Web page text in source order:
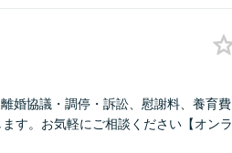
婚協議・調停・訴訟、慰謝料、養育費
す。お気軽にご相談ください【オンラ